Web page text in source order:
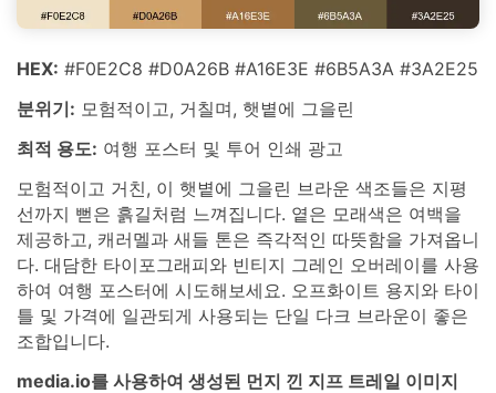
HEX: #F0E2C8 #D0A26B #A16E3E #6B5A3A #3A2E25
분위기: 모험적이고, 거칠며, 햇볕에 그을린
최적 용도: 여행 포스터 및 투어 인쇄 광고
모험적이고 거친, 이 햇볕에 그을린 브라운 색조들은 지평
선까지 뻗은 흙길처럼 느껴집니다. 옅은 모래색은 여백을
제공하고, 캐러멜과 새들 톤은 즉각적인 따뜻함을 가져옵니
다. 대담한 타이포그래피와 빈티지 그레인 오버레이를 사용
하여 여행 포스터에 시도해보세요. 오프화이트 용지와 타이
틀 및 가격에 일관되게 사용되는 단일 다크 브라운이 좋은
조합입니다.
media.io를 사용하여 생성된 먼지 낀 지프 트레일 이미지